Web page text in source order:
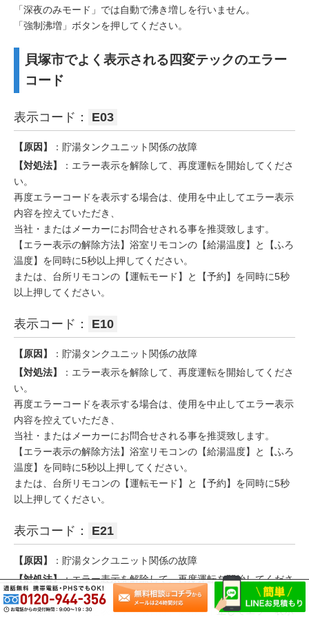
「深夜のみモード」では自動で沸き増しを行いません。
「強制沸増」ボタンを押してください。
貝塚市でよく表示される四変テックのエラー
コード
表示コード： E03
【原因】
：貯湯タンクユニット関係の故障
【対処法】
：エラー表示を解除して、再度運転を開始してくださ
い。
再度エラーコードを表示する場合は、使用を中止してエラー表示
内容を控えていただき、
当社・またはメーカーにお問合せされる事を推奨致します。
【エラー表示の解除方法】浴室リモコンの【給湯温度】と【ふろ
温度】を同時に5秒以上押してください。
または、台所リモコンの【運転モード】と【予約】を同時に5秒
以上押してください。
表示コード： E10
【原因】
：貯湯タンクユニット関係の故障
【対処法】
：エラー表示を解除して、再度運転を開始してくださ
い。
再度エラーコードを表示する場合は、使用を中止してエラー表示
内容を控えていただき、
当社・またはメーカーにお問合せされる事を推奨致します。
【エラー表示の解除方法】浴室リモコンの【給湯温度】と【ふろ
温度】を同時に5秒以上押してください。
または、台所リモコンの【運転モード】と【予約】を同時に5秒
以上押してください。
表示コード： E21
【原因】
：貯湯タンクユニット関係の故障
【対処法】：エラー表示を解除して、再度運転を開始してくださ
い。
再度エラーコードを表示する場合は、使用を中止してエラー表示